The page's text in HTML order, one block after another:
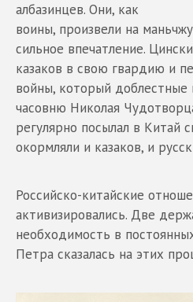
албазинцев. Они, как
воины, произвели на
сильное впечатление.
казаков в свою гвардию и
войны, который доблестные
часовню Николая
регулярно посылал в Китай
окормляли и казаков, и
Российско-китайские
активизировались. Две
необходимость в
Петра сказалась на этих